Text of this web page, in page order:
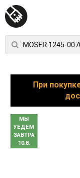
При
МЫ
УЕДЕМ
ЗАВТРА
10.8.